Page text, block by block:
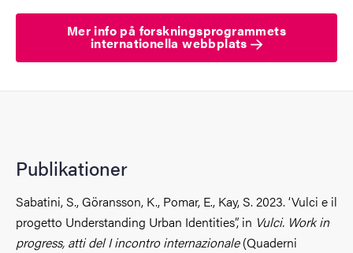
Mer info på forskningsprogrammets
internationella webbplats
Publikationer
Sabatini, S., Göransson, K., Pomar, E., Kay, S. 2023. ‘Vulci e il
progetto Understanding Urban Identities”, in Vulci. Work in
progress, atti del I incontro internazionale(Quaderni